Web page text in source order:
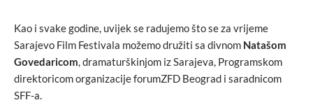
Kao i svake godine, uvijek se radujemo što se za vrijeme
Sarajevo Film Festivala možemo družiti sa divnom Natašom
Govedaricom, dramaturškinjom iz Sarajeva, Programskom
direktoricom organizacije forumZFD Beograd i saradnicom
SFF-a.